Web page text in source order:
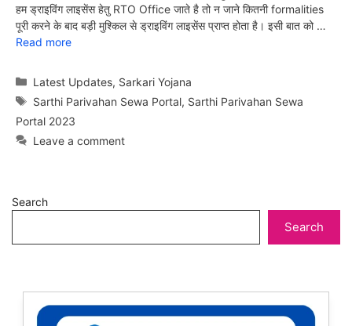
हम ड्राइविंग लाइसेंस हेतु RTO Office जाते है तो न जाने कितनी formalities
पूरी करने के बाद बड़ी मुश्किल से ड्राइविंग लाइसेंस प्राप्त होता है। इसी बात को …
Read more
Categories
Latest Updates, Sarkari Yojana
Tags
Sarthi Parivahan Sewa Portal, Sarthi Parivahan Sewa
Portal 2023
Leave a comment
Search
Search